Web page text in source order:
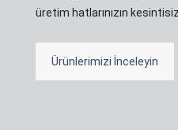
üretim hatlarınızın
Ürünlerimizi İnceleyin